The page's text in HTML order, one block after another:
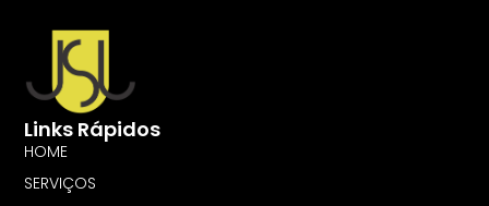
Links Rápidos
HOME
SERVIÇOS